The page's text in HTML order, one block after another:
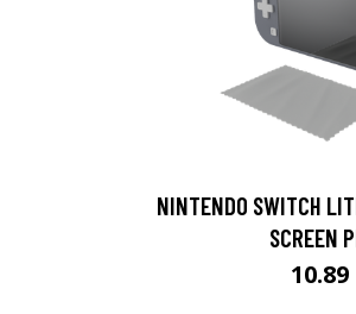
NINTENDO SWITCH
SCREEN
10.89